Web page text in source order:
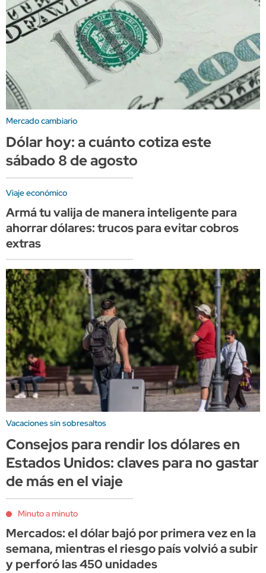
Mercado cambiario
Dólar hoy: a cuánto cotiza este
sábado 8 de agosto
Viaje económico
Armá tu valija de manera inteligente para
ahorrar dólares: trucos para evitar cobros
extras
Vacaciones sin sobresaltos
Consejos para rendir los dólares en
Estados Unidos: claves para no gastar
de más en el viaje
Minuto a minuto
Mercados: el dólar bajó por primera vez en la
semana, mientras el riesgo país volvió a subir
y perforó las 450 unidades